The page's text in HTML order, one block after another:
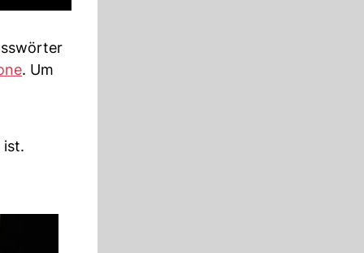
. Um
ist.